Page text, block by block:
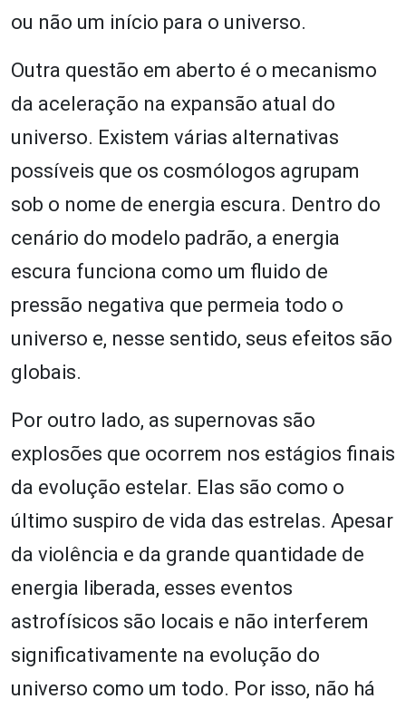
ou não um início para o universo.
Outra questão em aberto é o mecanismo
da aceleração na expansão atual do
universo. Existem várias alternativas
possíveis que os cosmólogos agrupam
sob o nome de energia escura. Dentro do
cenário do modelo padrão, a energia
escura funciona como um fluido de
pressão negativa que permeia todo o
universo e, nesse sentido, seus efeitos são
globais.
Por outro lado, as supernovas são
explosões que ocorrem nos estágios finais
da evolução estelar. Elas são como o
último suspiro de vida das estrelas. Apesar
da violência e da grande quantidade de
energia liberada, esses eventos
astrofísicos são locais e não interferem
significativamente na evolução do
universo como um todo. Por isso, não há